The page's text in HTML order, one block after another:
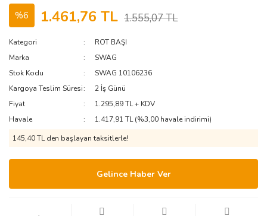
%6 1.461,76 TL 1.555,07 TL
Kategori
ROT BAŞI
Marka
SWAG
Stok Kodu
SWAG 10106236
Kargoya Teslim Süresi
2 İş Günü
Fiyat
1.295,89 TL + KDV
Havale
1.417,91 TL (%3,00 havale indirimi)
145,40 TL den başlayan taksitlerle!
Gelince Haber Ver